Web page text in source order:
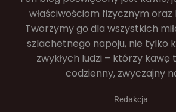
właściwościom fizycznym
Tworzymy go dla wszystkich
szlachetnego napoju, nie tylko
zwykłych ludzi – którzy kawę
codzienny, zwyczajny
Redakcja